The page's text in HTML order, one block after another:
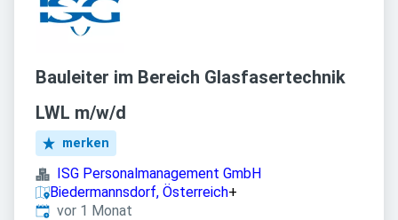
Bauleiter im Bereich Glasfasertechnik
LWL m/w/d
merken
ISG Personalmanagement GmbH
Biedermannsdorf, Österreich+
Veröffentlicht:
vor 1 Monat